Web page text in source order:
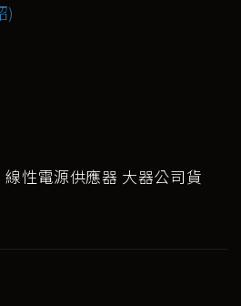
)
性電源供應器 大器公司貨